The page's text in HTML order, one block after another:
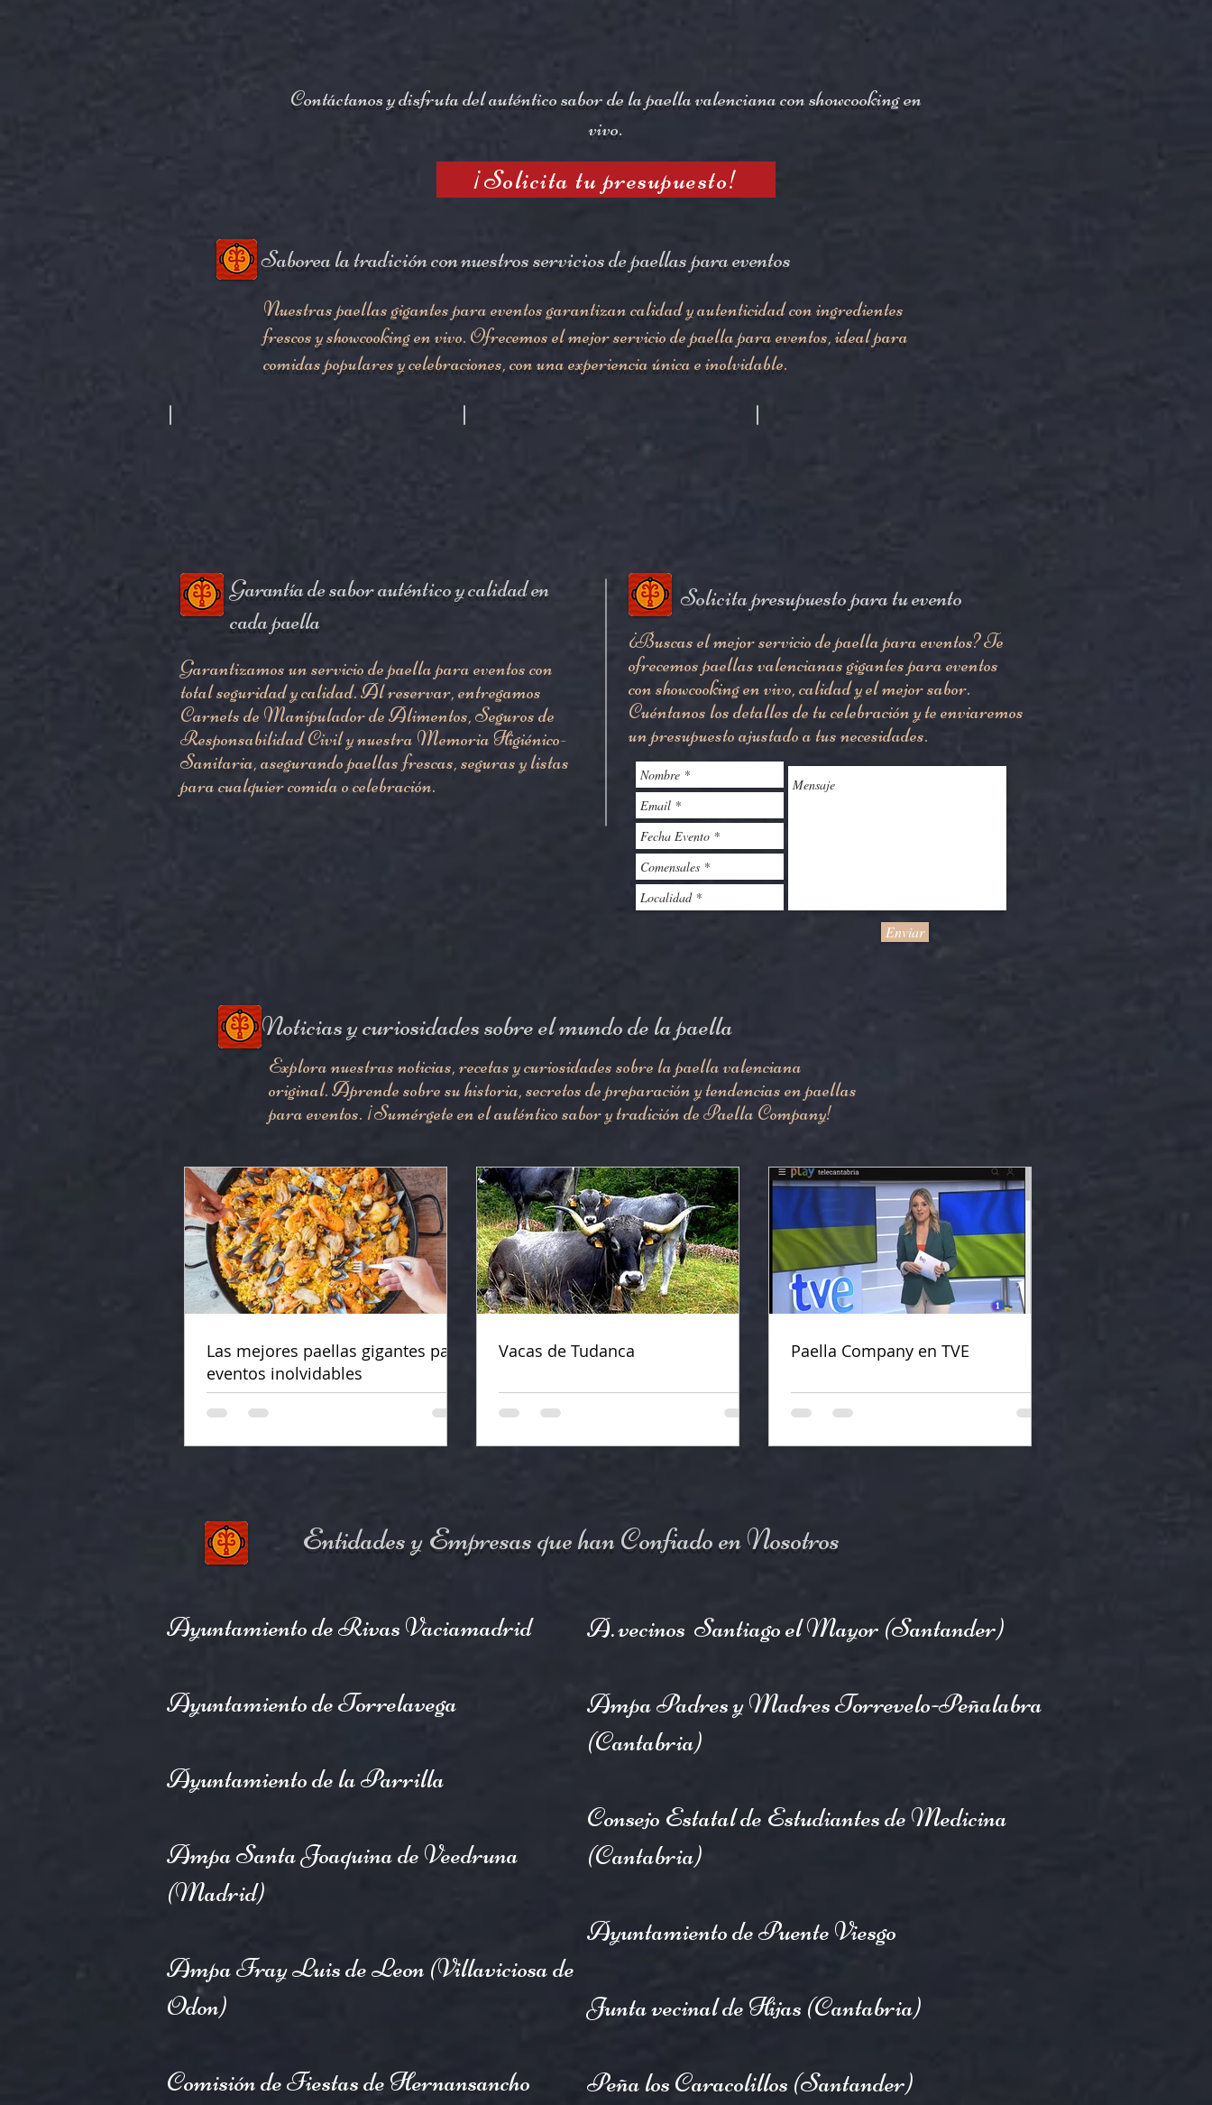
Contáctanos y disfruta del auténtico sabor de la paella valenciana con showcooking en
vivo.
¡Solicita tu presupuesto!
Saborea la tradición con nuestros servicios de paellas para eventos
Nuestras paellas gigantes para eventos garantizan calidad y autenticidad con ingredientes
frescos y showcooking en vivo. Ofrecemos el mejor servicio de paella para eventos, ideal para
comidas populares y celebraciones, con una experiencia única e inolvidable.
Garantizamos un servicio de paella para eventos con
total seguridad y calidad. Al reservar, entregamos
Carnets de Manipulador de Alimentos, Seguros de
Responsabilidad Civil y nuestra Memoria Higiénico-
Sanitaria, asegurando paellas frescas, seguras y listas
para cualquier comida o celebración.
Enviar
¿Buscas el mejor servicio de paella para eventos? Te
ofrecemos paellas valencianas gigantes para eventos
con showcooking en vivo, calidad y el mejor sabor.
Cuéntanos los detalles de tu celebración y te enviaremos
un presupuesto ajustado a tus necesidades.
Garantía de sabor auténtico y calidaden
cada paella
Solicita presupuesto para tu evento
Noticias y curiosidades sobre el mundo de la paella
Explora nuestras noticias, recetas y curiosidades sobre la paella valenciana
original. Aprende sobre su historia, secretos de preparación y tendencias en paellas
para eventos. ¡Sumérgete en el auténtico sabor y tradición de Paella Company!
Las mejores paellas gigantes para
eventos inolvidables
Vacas de Tudanca Paella Company en TVE
Entidades y Empresas que han Confiado en Nosotros
Ayuntamiento de Rivas Vaciamadrid
Ayuntamiento de Torrelavega
Ayuntamiento de la Parrilla
Ampa Santa Joaquina de Veedruna
(Madrid)
Ampa Fray Luis de Leon (Villaviciosa de
Odon)
Comisión de Fiestas de Hernansancho
A. vecinos Santiago el Mayor (Santander)
Ampa Padres y Madres Torrevelo-Peñalabra
(Cantabria)
Consejo Estatal de Estudiantes de Medicina
(Cantabria)
Ayuntamiento de Puente Viesgo
Junta vecinal de Hijas (Cantabria)
Peña los Caracolillos (Santander)